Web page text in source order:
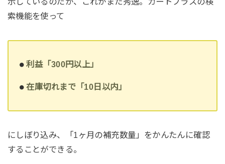
索機能を使って
利益「300円以上」
在庫切れまで「10日以内」
にしぼり込み、「1ヶ月の補充数量」をかんたんに確認
することができる。